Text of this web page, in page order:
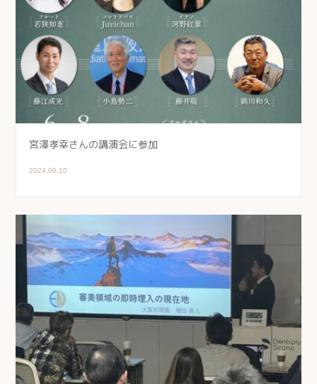
宮澤孝幸さんの講演会に参加
2024.06.10